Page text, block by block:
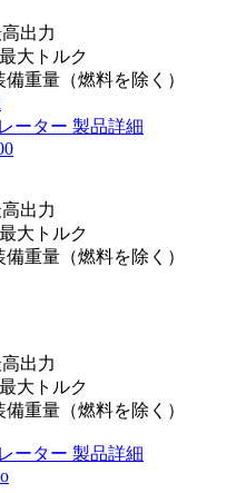
出力
最大トルク
備重量（燃料を除く）
ーター 製品詳細
出力
最大トルク
備重量（燃料を除く）
出力
最大トルク
備重量（燃料を除く）
ーター 製品詳細